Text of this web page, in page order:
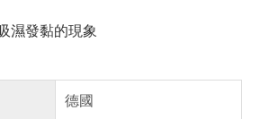
濕發黏的現象
德國